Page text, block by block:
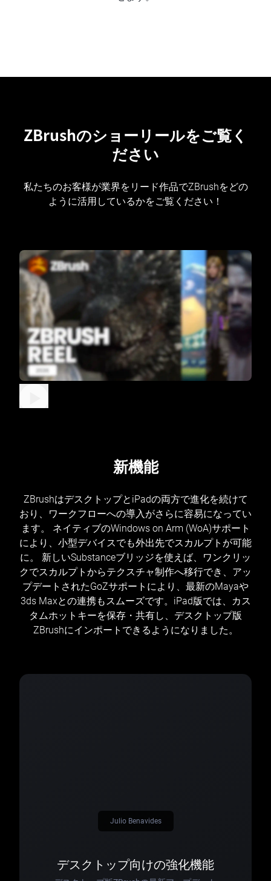
ZBrushのショーリールをご覧く
ださい
私たちのお客様が業界をリード作品でZBrushをどの
ように活用しているかをご覧ください！
新機能
ZBrushはデスクトップとiPadの両方で進化を続けて
おり、ワークフローへの導入がさらに容易になってい
ます。 ネイティブのWindows on Arm (WoA)サポート
により、小型デバイスでも外出先でスカルプトが可能
に。 新しいSubstanceブリッジを使えば、ワンクリッ
クでスカルプトからテクスチャ制作へ移行でき、アッ
プデートされたGoZサポートにより、最新のMayaや
3ds Maxとの連携もスムーズです。iPad版では、カス
タムホットキーを保存・共有し、デスクトップ版
ZBrushにインポートできるようになりました。
デスクトップ向けの強化機能
Julio Benavides